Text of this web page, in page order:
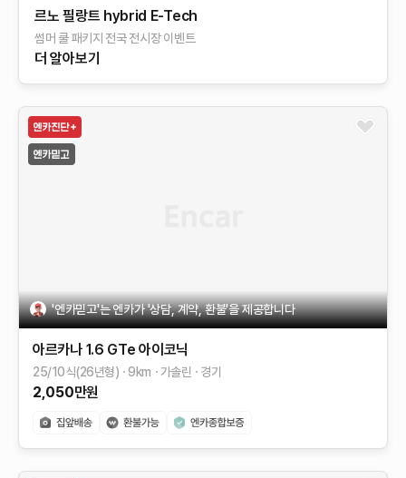
르노 필랑트 hybrid E-Tech​
썸머 쿨 패키지 전국 전시장 이벤트
더 알아보기
'엔카믿고'는 엔카가 '상담, 계약, 환불'을 제공합니다
아르카나 1.6 GTe 아이코닉
25/10식(26년형) 9km 가솔린 경기
2,050만원